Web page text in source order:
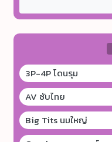
3P-4P โดนรุม
AV ซับไทย
Big Tits นมใหญ่